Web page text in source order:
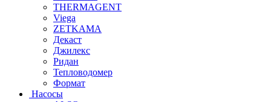
THERMAGENT
Viega
ZETKAMA
Декаст
Джилекс
Ридан
Тепловодомер
Формат
Насосы